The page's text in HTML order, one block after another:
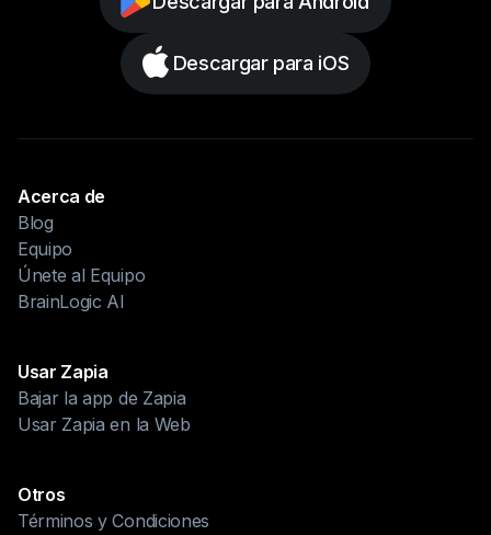
Descargar para iOS
Acerca de
Blog
Equipo
Únete al Equipo
BrainLogic AI
Usar Zapia
Bajar la app de Zapia
Usar Zapia en la Web
Otros
Términos y Condiciones